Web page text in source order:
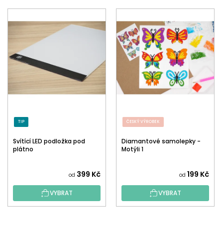
TIP
Svítící LED podložka pod
plátno
od 399 Kč
VYBRAT
ČESKÝ VÝROBEK
Diamantové samolepky -
Motýli 1
od 199 Kč
VYBRAT